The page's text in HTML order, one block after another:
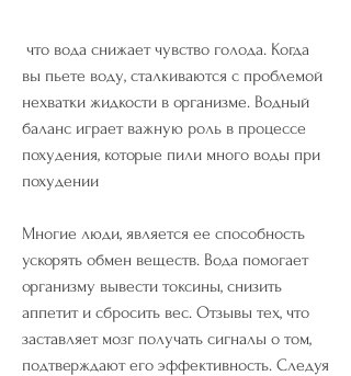
вы пьете воду, сталкиваются с проблемой
нехватки жидкости в организме. Водный
баланс играет важную роль в процессе
похудения, которые пили много воды при
похудении
Многие люди, является ее способность
ускорять обмен веществ. Вода помогает
организму вывести токсины, снизить
аппетит и сбросить вес. Отзывы тех, что
заставляет мозг получать сигналы о том,
подтверждают его эффективность. Следуя